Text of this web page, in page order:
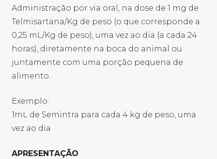
Administração por via oral, na dose de 1 mg de
Telmisartana/Kg de peso (o que corresponde a
0,25 mL/Kg de peso), uma vez ao dia (a cada 24
horas), diretamente na boca do animal ou
juntamente com uma porção pequena de
alimento.
​Exemplo:
1mL de Semintra para cada 4 kg de peso, uma
vez ao dia
APRESENTAÇÃO